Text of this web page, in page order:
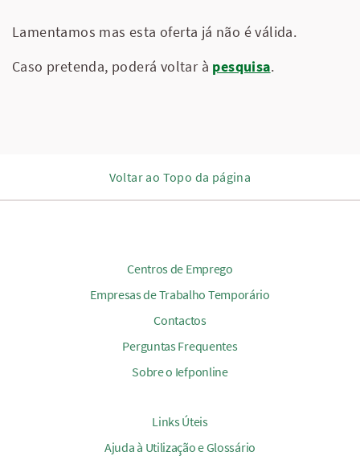
Lamentamos mas esta oferta já não é válida.
Caso pretenda, poderá voltar à pesquisa.
Voltar ao Topo da página
Centros de Emprego
Empresas de Trabalho Temporário
Contactos
Perguntas Frequentes
Sobre o Iefponline
Links Úteis
Ajuda à Utilização e Glossário